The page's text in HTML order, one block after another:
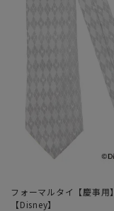
フォーマルタイ【慶事用】
【Disney】